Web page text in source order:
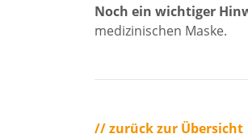
Noch ein wichtiger
medizinischen Maske.
// zurück zur Übersicht